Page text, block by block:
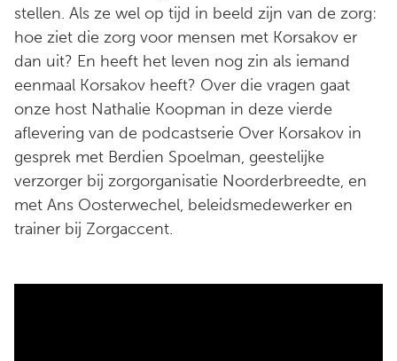
stellen. Als ze wel op tijd in beeld zijn van de zorg:
hoe ziet die zorg voor mensen met Korsakov er
dan uit? En heeft het leven nog zin als iemand
eenmaal Korsakov heeft? Over die vragen gaat
onze host Nathalie Koopman in deze vierde
aflevering van de podcastserie Over Korsakov in
gesprek met Berdien Spoelman, geestelijke
verzorger bij zorgorganisatie Noorderbreedte, en
met Ans Oosterwechel, beleidsmedewerker en
trainer bij Zorgaccent.